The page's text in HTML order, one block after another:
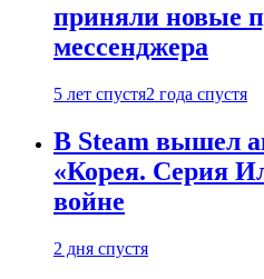
приняли новые
мессенджера
5 лет спустя2 года спустя
В Steam вышел
«Корея. Серия
войне
2 дня спустя